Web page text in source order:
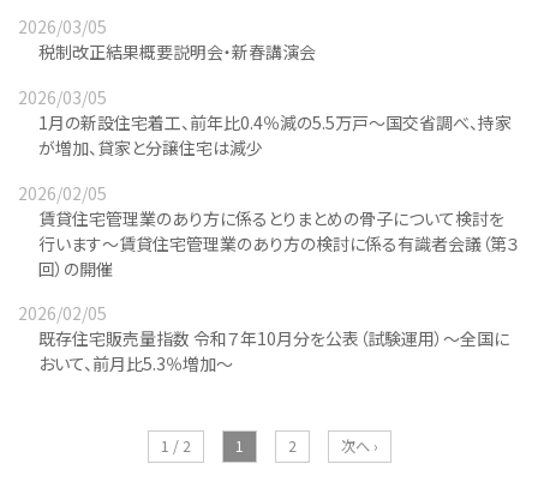
2026/03/05
税制改正結果概要説明会・新春講演会
2026/03/05
1月の新設住宅着工、前年比0.4％減の5.5万戸～国交省調べ、持家
が増加、貸家と分譲住宅は減少
2026/02/05
賃貸住宅管理業のあり方に係るとりまとめの骨子について検討を
行います～賃貸住宅管理業のあり方の検討に係る有識者会議（第３
回）の開催
2026/02/05
既存住宅販売量指数 令和７年10月分を公表（試験運用）～全国に
おいて、前月比5.3％増加～
1 / 2 1 2 次へ ›